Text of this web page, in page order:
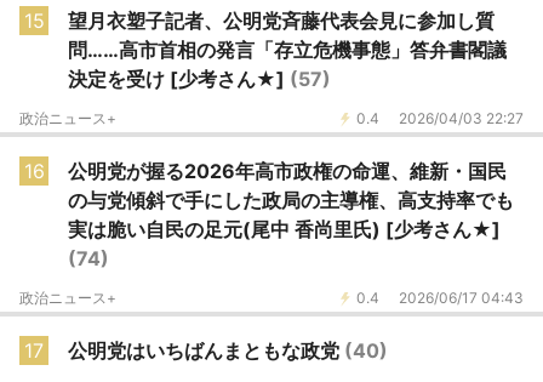
15
望月衣塑子記者、公明党斉藤代表会見に参加し質
問……高市首相の発言「存立危機事態」答弁書閣議
決定を受け [少考さん★] (57)
0.4 2026/04/03 22:27
政治ニュース+
16
公明党が握る2026年高市政権の命運、維新・国民
の与党傾斜で手にした政局の主導権、高支持率でも
実は脆い自民の足元(尾中 香尚里氏) [少考さん★]
(74)
0.4 2026/06/17 04:43
政治ニュース+
17 公明党はいちばんまともな政党 (40)